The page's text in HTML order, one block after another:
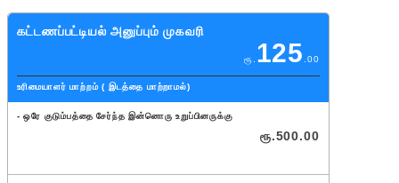
கட்டணப்பட்டியல் அனுப்பும் முகவரி
ரூ. 125 .00
உரிமையாளர் மாற்றம் ( இடத்தை மாற்றாமல்)
- ஒரே குடும்பத்தை சேர்ந்த இன்னொரு உறுப்பினருக்கு
ரூ.500.00